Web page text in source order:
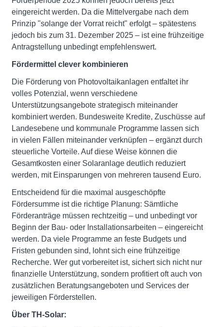
eingereicht werden. Da die Mittelvergabe nach dem
Prinzip "solange der Vorrat reicht" erfolgt – spätestens
jedoch bis zum 31. Dezember 2025 – ist eine frühzeitige
Antragstellung unbedingt empfehlenswert.
Fördermittel clever kombinieren
Die Förderung von Photovoltaikanlagen entfaltet ihr
volles Potenzial, wenn verschiedene
Unterstützungsangebote strategisch miteinander
kombiniert werden. Bundesweite Kredite, Zuschüsse auf
Landesebene und kommunale Programme lassen sich
in vielen Fällen miteinander verknüpfen – ergänzt durch
steuerliche Vorteile. Auf diese Weise können die
Gesamtkosten einer Solaranlage deutlich reduziert
werden, mit Einsparungen von mehreren tausend Euro.
Entscheidend für die maximal ausgeschöpfte
Fördersumme ist die richtige Planung: Sämtliche
Förderanträge müssen rechtzeitig – und unbedingt vor
Beginn der Bau- oder Installationsarbeiten – eingereicht
werden. Da viele Programme an feste Budgets und
Fristen gebunden sind, lohnt sich eine frühzeitige
Recherche. Wer gut vorbereitet ist, sichert sich nicht nur
finanzielle Unterstützung, sondern profitiert oft auch von
zusätzlichen Beratungsangeboten und Services der
jeweiligen Förderstellen.
Über TH-Solar: